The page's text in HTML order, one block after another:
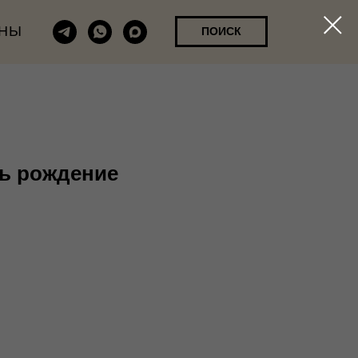
ПОИСК
рождение